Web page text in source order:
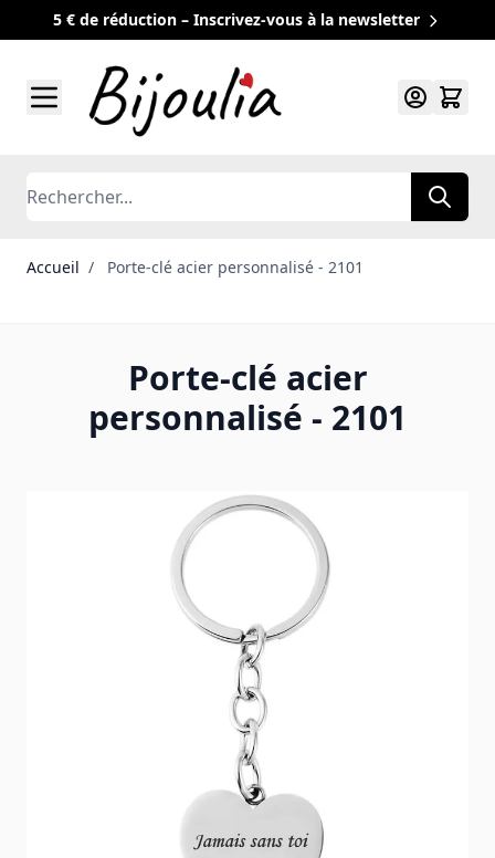
5 € de réduction – Inscrivez-vous à la newsletter
Rechercher
Accueil / Porte-clé acier personnalisé - 2101
Porte-clé acier
personnalisé - 2101